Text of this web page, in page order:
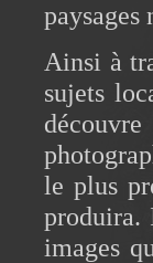
paysages
Ainsi à
sujets
le plus
produira.
images